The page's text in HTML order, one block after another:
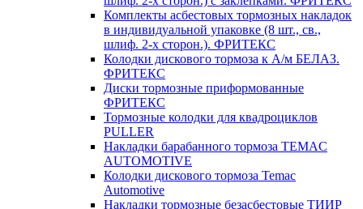
Комплекты асбестовых тормозных накладок
в индивидуальной упаковке (8 шт., св.,
шлиф. 2-х сторон.). ФРИТЕКС
Колодки дискового тормоза к А/м БЕЛАЗ.
ФРИТЕКС
Диски тормозные приформованные
ФРИТЕКС
Тормозные колодки для квадроциклов
PULLER
Накладки барабанного тормоза TEMAC
AUTOMOTIVE
Колодки дискового тормоза Temac
Automotive
Накладки тормозные безасбестовые ТИИР